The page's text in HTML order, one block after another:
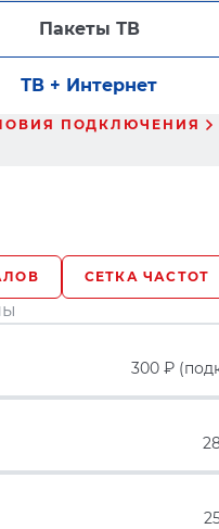
Пакеты ТВ
ТВ + Интернет
ПОДКЛЮЧЕНИЯ
СЕТКА ЧАСТОТ
300 ₽